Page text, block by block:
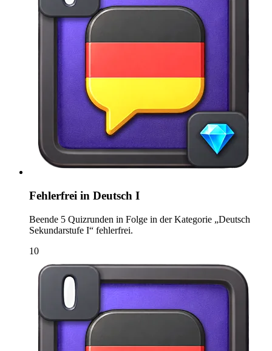
Fehlerfrei in Deutsch I
Beende 5 Quizrunden in Folge in der Kategorie „Deutsch
Sekundarstufe I“ fehlerfrei.
10